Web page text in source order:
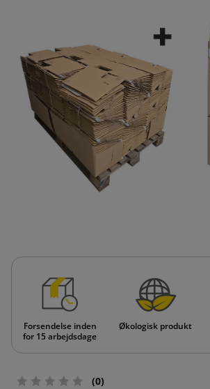
Forsendelse inden
for 15 arbejdsdage
Økologisk produkt
(0)